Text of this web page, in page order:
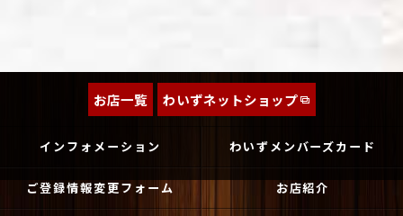
お店一覧 わいずネットショップ
インフォメーション わいずメンバーズカード
ご登録情報変更フォーム お店紹介